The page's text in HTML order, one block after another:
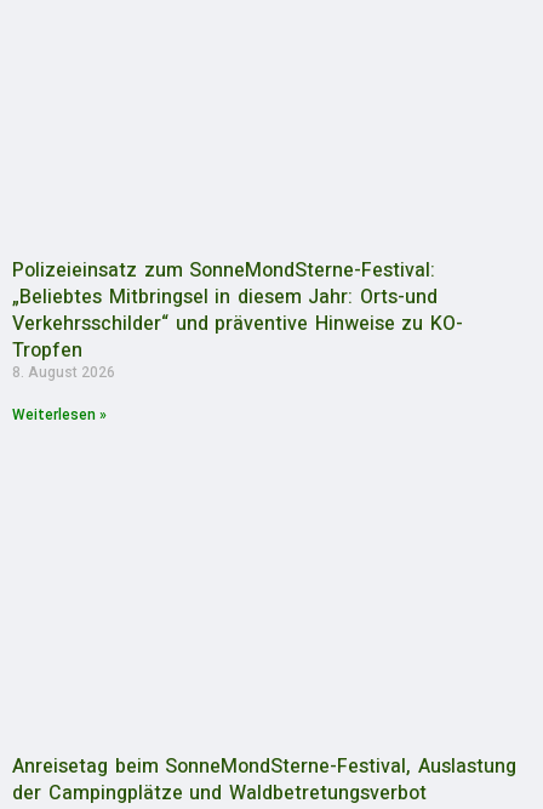
Polizeieinsatz zum SonneMondSterne-Festival:
„Beliebtes Mitbringsel in diesem Jahr: Orts-und
Verkehrsschilder“ und präventive Hinweise zu KO-
Tropfen
8. August 2026
Weiterlesen »
Anreisetag beim SonneMondSterne-Festival, Auslastung
der Campingplätze und Waldbetretungsverbot